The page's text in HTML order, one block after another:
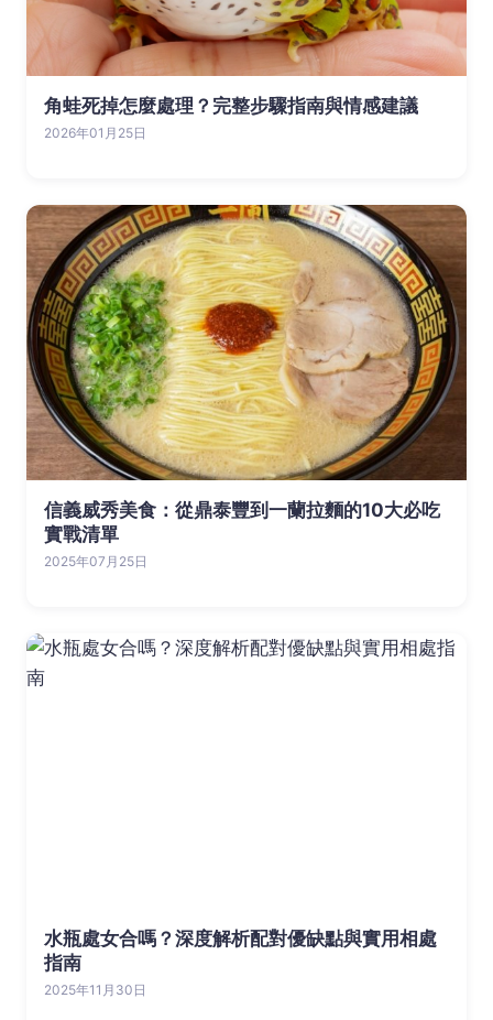
角蛙死掉怎麼處理？完整步驟指南與情感建議
2026年01月25日
信義威秀美食：從鼎泰豐到一蘭拉麵的10大必吃
實戰清單‌
2025年07月25日
水瓶處女合嗎？深度解析配對優缺點與實用相處
指南
2025年11月30日